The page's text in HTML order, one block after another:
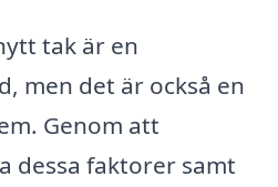
tak är en
men det är också en
Genom att
dessa faktorer samt